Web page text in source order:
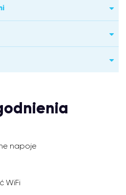
napoje
WiFi